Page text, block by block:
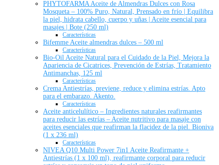
PHYTOFARMA Aceite de Almendras Dulces con Rosa
Mosqueta – 100% Puro, Natural, Prensado en frío | Equilibra
la piel, hidrata cabello, cuerpo y uñas | Aceite esencial para
masajes | Bote (250 ml)
Características
Bifemme Aceite almendras dulces – 500 ml
Características
Bio-Oil Aceite Natural para el Cuidado de la Piel, Mejora la
Apariencia de Cicatrices, Prevención de Estrías, Tratamiento
Antimanchas, 125 ml
Características
Crema Antiestrías, previene, reduce y elimina estrías. Apto
para el embarazo. Akento.
Características
Aceite anticelulítico – Ingredientes naturales reafirmantes
para reducir las estrías – Aceite nutritivo para masaje con
aceites esenciales que reafirman la flacidez de la piel. Bioniva
(1 x 236 ml)
Características
NIVEA Q10 Multi Power 7in1 Aceite Reafirmante +
Antiestrías (1 x 100 ml), reafirmante corporal para reducir